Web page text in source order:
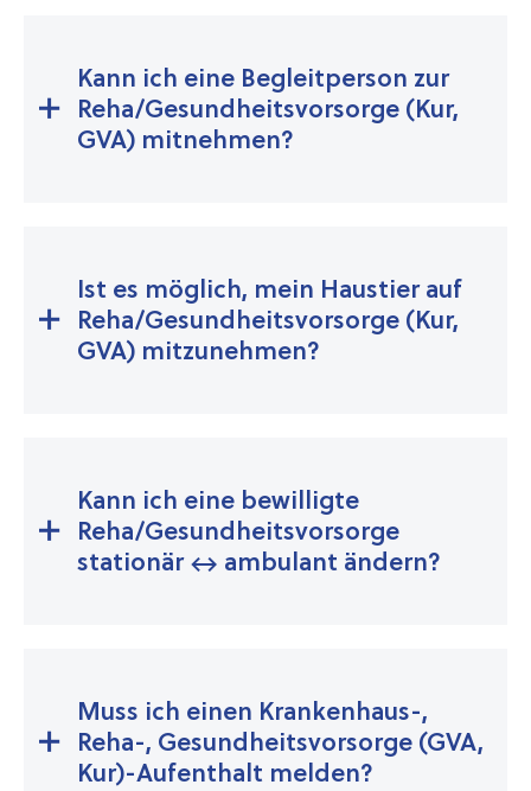
Kann ich eine Begleitperson zur
Reha/Gesund­heits­vorsorge (Kur,
GVA) mitnehmen?
Ist es möglich, mein Haustier auf
Reha/Gesund­heits­vorsorge (Kur,
GVA) mitzunehmen?
Kann ich eine bewilligte
Reha/Gesundheitsvorsorge
stationär ↔ ambulant ändern?
Muss ich einen Krankenhaus-,
Reha-, Gesundheitsvorsorge (GVA,
Kur)-Aufenthalt melden?